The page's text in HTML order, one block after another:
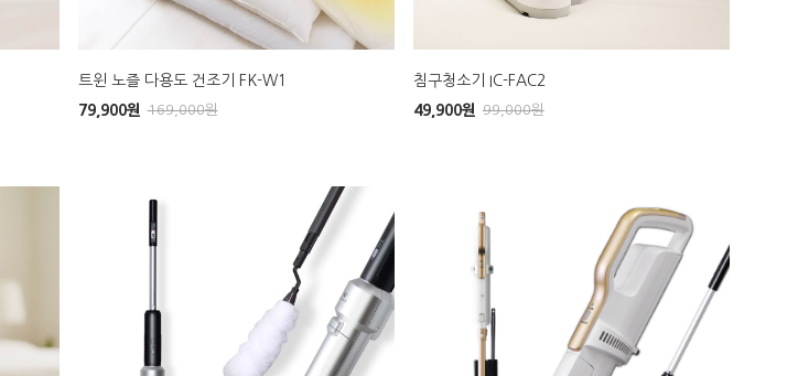
트윈 노즐 다용도 건조기 FK-W1
79,900원 169,000원
침구청소기 IC-FAC2
49,900원 99,000원